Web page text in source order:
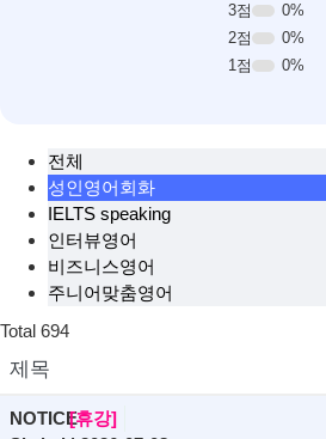
3점
0%
2점
0%
1점
0%
전체
성인영어회화
IELTS speaking
인터뷰영어
비즈니스영어
주니어맞춤영어
Total 694
제목
NOTICE[휴강]